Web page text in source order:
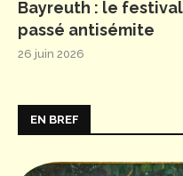
Bayreuth : le
passé antisémite
26 juin 2026
EN BREF